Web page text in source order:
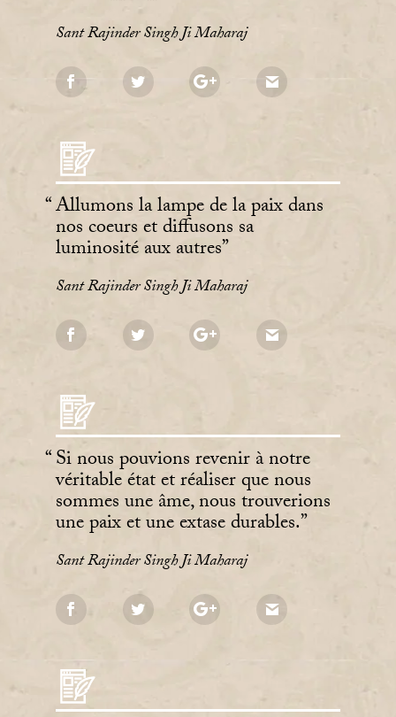
Sant Rajinder Singh Ji Maharaj
Allumons la lampe de la paix dans
nos coeurs et diffusons sa
luminosité aux autres
Sant Rajinder Singh Ji Maharaj
Si nous pouvions revenir à notre
véritable état et réaliser que nous
sommes une âme, nous trouverions
une paix et une extase durables.
Sant Rajinder Singh Ji Maharaj